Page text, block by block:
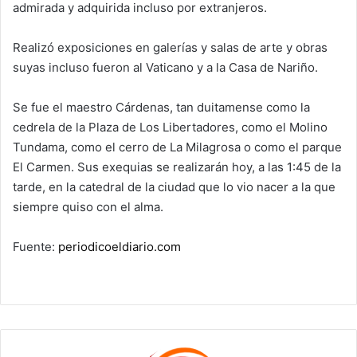
admirada y adquirida incluso por extranjeros.
Realizó exposiciones en galerías y salas de arte y obras
suyas incluso fueron al Vaticano y a la Casa de Nariño.
Se fue el maestro Cárdenas, tan duitamense como la
cedrela de la Plaza de Los Libertadores, como el Molino
Tundama, como el cerro de La Milagrosa o como el parque
El Carmen. Sus exequias se realizarán hoy, a las 1:45 de la
tarde, en la catedral de la ciudad que lo vio nacer a la que
siempre quiso con el alma.
Fuente: periodicoeldiario.com